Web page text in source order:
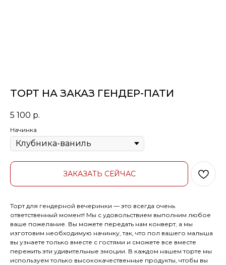
ТОРТ НА ЗАКАЗ ГЕНДЕР-ПАТИ
5 100 р.
Начинка
ЗАКАЗАТЬ СЕЙЧАС
Торт для гендерной вечеринки — это всегда очень
ответственный момент! Мы с удовольствием выполним любое
ваше пожелание. Вы можете передать нам конверт, а мы
изготовим необходимую начинку, так, что пол вашего малыша
вы узнаете только вместе с гостями и сможете все вместе
пережить эти удивительные эмоции. В каждом нашем торте мы
используем только высококачественные продукты, чтобы вы